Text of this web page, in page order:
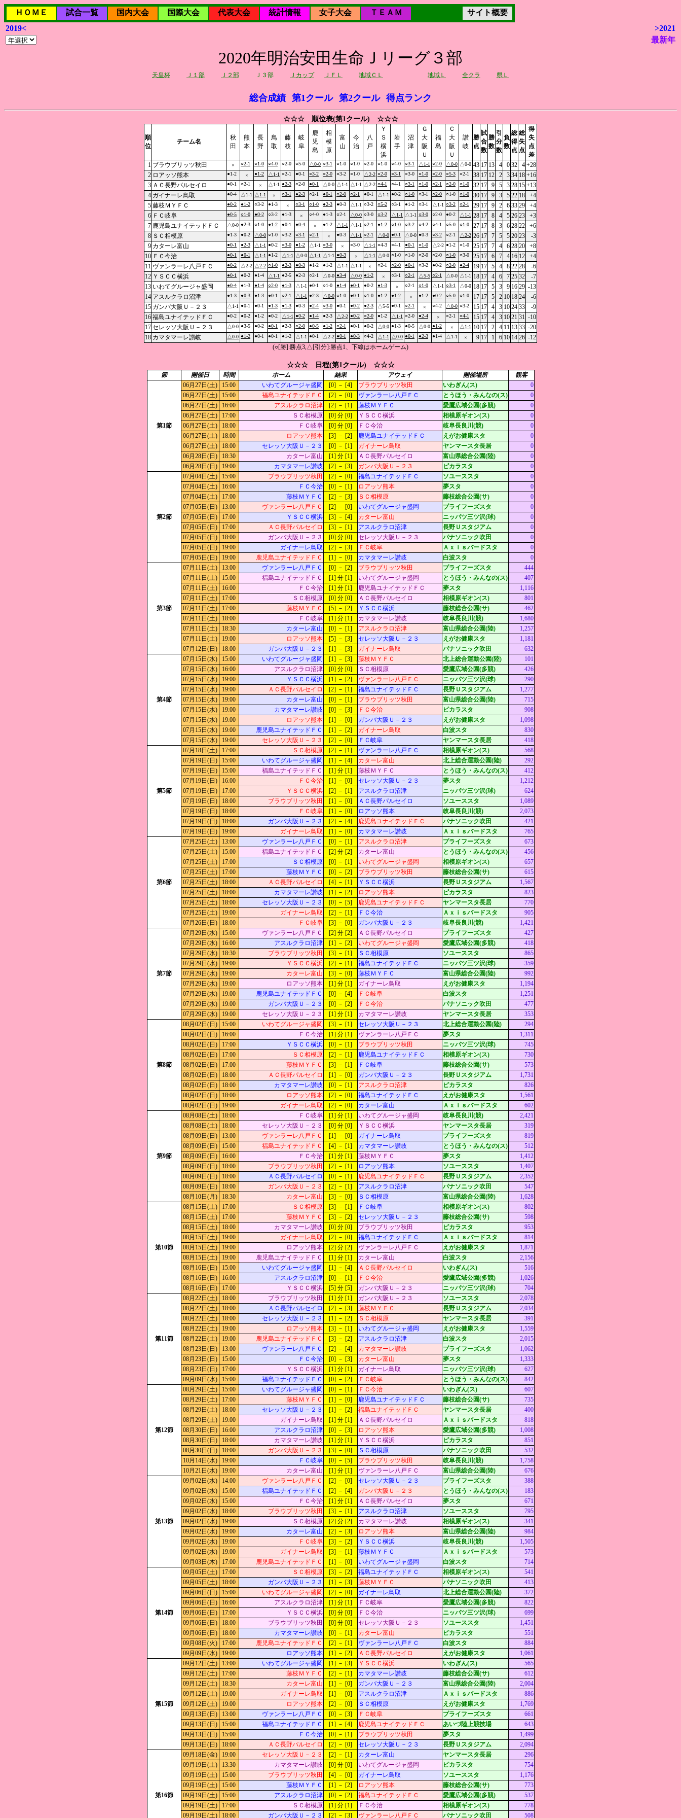
ＨＯＭＥ 試合一覧 国内大会 国際大会 代表大会 統計情報 女子大会 ＴＥＡＭ
サイト概要
2019<
>2021
最新年
2020年明治安田生命Ｊリーグ３部
天皇杯 Ｊ１部 Ｊ２部 Ｊ３部 Ｊカップ ＪＦＬ 地域ＣＬ 地域Ｌ 全クラ 県Ｌ
総合成績 第1クール 第2クール 得点ランク
☆☆☆ 順位表(第1クール) ☆☆☆
順
位
チーム名
秋
田
熊
本
長
野
鳥
取
藤
枝
岐
阜
鹿
児
島
相
模
原
富
山
今
治
八
戸
Ｙ
Ｓ
横
浜
岩
手
沼
津
Ｇ
大
阪
Ｕ
福
島
Ｃ
大
阪
Ｕ
讃
岐
勝
点
試
合
数
勝
数
引
分
数
負
数
総
得
点
総
失
点
得
失
点
差
1 ブラウブリッツ秋田 × ○2-1 ○1-0 ○4-0 ○2-0 ○5-0 △0-0 ○3-1 ○1-0 ○1-0 ○2-0 ○1-0 ○4-0 ○3-1 △1-1 ○2-0 △0-0 △0-0 43 17 13 4 0 32 4 +28
2 ロアッソ熊本 ●1-2 × ●1-2 △1-1 ○2-1 ●0-1 ○3-2 ○2-0 ○3-2 ○1-0 △2-2 ○2-0 ○3-1 ○3-0 ○1-0 ○2-0 ○5-3 ○2-1 38 17 12 2 3 34 18 +16
3 ＡＣ長野パルセイロ ●0-1 ○2-1 × △1-1 ●2-3 ○2-0 ●0-1 △0-0 △1-1 △1-1 △2-2 ○4-1 ○4-1 ○3-1 ○1-0 ○2-1 ○2-0 ○1-0 32 17 9 5 3 28 15 +13
4 ガイナーレ鳥取 ●0-4 △1-1 △1-1 × ○3-1 ●2-3 ○2-1 ●0-1 ○2-0 ○2-1 ●0-1 △1-1 ●0-2 ○1-0 ○3-1 ○2-0 ○1-0 ○1-0 30 17 9 3 5 22 18
+4
5 藤枝ＭＹＦＣ ●0-2 ●1-2 ○3-2 ●1-3 × ○3-1 ○1-0 ●2-3 ●0-3 △1-1 ○3-2 ○5-2 ○3-1 ●1-2 ○3-1 △1-1 ○3-2 ○2-1 29 17 9 2 6 33 29
+4
6 ＦＣ岐阜 ●0-5 ○1-0 ●0-2 ○3-2 ●1-3 × ○4-0 ●1-3 ○2-1 △0-0 ○3-0 ○3-2 △1-1 △1-1 ○3-0 ○2-0 ●0-2 △1-1 28 17 8 4 5 26 23
+3
7 鹿児島ユナイテッドＦＣ △0-0 ●2-3 ○1-0 ●1-2 ●0-1 ●0-4 × ●1-2 △1-1 △1-1 ○2-1 ●1-2 ○1-0 ○3-2 ○4-2 ○4-1 ○5-0 ○1-0 27 17 8 3 6 28 22
+6
8 ＳＣ相模原 ●1-3 ●0-2 △0-0 ○1-0 ○3-2 ○3-1 ○2-1 × ●0-3 △1-1 ○2-1 △0-0 ●0-1 △0-0 ●0-3 ○3-2 ○2-1 △2-2 26 17 7 5 5 20 23
-3
9 カターレ富山 ●0-1 ●2-3 △1-1 ●0-2 ○3-0 ●1-2 △1-1 ○3-0 × ○3-0 △1-1 ○4-3 ○4-1 ●0-1 ○1-0 △2-2 ●1-2 ○1-0 25 17 7 4 6 28 20
+8
10 ＦＣ今治 ●0-1 ●0-1 △1-1 ●1-2 △1-1 △0-0 △1-1 △1-1 ●0-3 × △1-1 △0-0 ○1-0 ○1-0 ○2-0 ○2-0 ○1-0 ○3-0 25 17 6 7 4 16 12
+4
11 ヴァンラーレ八戸ＦＣ ●0-2 △2-2 △2-2 ○1-0 ●2-3 ●0-3 ●1-2 ●1-2 △1-1 △1-1 × ○2-1 ○2-0 ●0-1 ○3-2 ●0-2 ○2-0 ●2-4 19 17 5 4 8 22 28
-6
12 ＹＳＣＣ横浜 ●0-1 ●0-2 ●1-4 △1-1 ●2-5 ●2-3 ○2-1 △0-0 ●3-4 △0-0 ●1-2 × ○3-1 ○2-1 △5-5 ○2-1 △0-0 △1-1 18 17 4 6 7 25 32
-7
13 いわてグルージャ盛岡 ●0-4 ●1-3 ●1-4 ○2-0 ●1-3 △1-1 ●0-1 ○1-0 ●1-4 ●0-1 ●0-2 ●1-3 × ○2-1 ○1-0 △1-1 ○3-1 △0-0 18 17 5 3 9 16 29 -13
14 アスルクラロ沼津 ●1-3 ●0-3 ●1-3 ●0-1 ○2-1 △1-1 ●2-3 △0-0 ○1-0 ●0-1 ○1-0 ●1-2 ●1-2 × ●1-2 ●0-2 ○5-0 ○1-0 17 17 5 2 10 18 24
-6
15 ガンバ大阪Ｕ－２３ △1-1 ●0-1 ●0-1 ●1-3 ●1-3 ●0-3 ●2-4 ○3-0 ●0-1 ●0-2 ●2-3 △5-5 ●0-1 ○2-1 × ○4-2 △0-0 ○3-2 15 17 4 3 10 24 33
-9
16 福島ユナイテッドＦＣ ●0-2 ●0-2 ●1-2 ●0-2 △1-1 ●0-2 ●1-4 ●2-3 △2-2 ●0-2 ○2-0 ●1-2 △1-1 ○2-0 ●2-4 × ○2-1 ○4-1 15 17 4 3 10 21 31 -10
17 セレッソ大阪Ｕ－２３ △0-0 ●3-5 ●0-2 ●0-1 ●2-3 ○2-0 ●0-5 ●1-2 ○2-1 ●0-1 ●0-2 △0-0 ●1-3 ●0-5 △0-0 ●1-2 × △1-1 10 17 2 4 11 13 33 -20
18 カマタマーレ讃岐 △0-0 ●1-2 ●0-1 ●0-1 ●1-2 △1-1 ●0-1 △2-2 ●0-1 ●0-3 ○4-2 △1-1 △0-0 ●0-1 ●2-3 ●1-4 △1-1 × 9 17 1 6 10 14 26 -12
(○[勝]:勝点3,△[引分]:勝点1、下線はホームゲーム)
☆☆☆ 日程(第1クール) ☆☆☆
節 開催日 時間 ホーム 結果 アウェイ 開催場所 観客
第1節
06月27日(土) 15:00 いわてグルージャ盛岡 [0] － [4] ブラウブリッツ秋田 いわぎん(ス)
0
06月27日(土)
15:00 福島ユナイテッドＦＣ [2] － [0] ヴァンラーレ八戸ＦＣ とうほう・みんなの(ス)
0
06月27日(土)
16:00 アスルクラロ沼津 [2] － [1] 藤枝ＭＹＦＣ 愛鷹広域公園(多競)
0
06月27日(土)
17:00 ＳＣ相模原 [0] 分 [0] ＹＳＣＣ横浜 相模原ギオン(ス)
0
06月27日(土)
18:00 ＦＣ岐阜 [0] 分 [0] ＦＣ今治 岐阜長良川(競)
0
06月27日(土)
18:00 ロアッソ熊本 [3] － [2] 鹿児島ユナイテッドＦＣ えがお健康スタ
0
06月27日(土)
18:00 セレッソ大阪Ｕ－２３ [0] － [1] ガイナーレ鳥取 ヤンマースタ長居
0
06月28日(日)
18:30 カターレ富山 [1] 分 [1] ＡＣ長野パルセイロ 富山県総合公園(陸)
0
06月28日(日)
19:00 カマタマーレ讃岐 [2] － [3] ガンバ大阪Ｕ－２３ ピカラスタ 0
第2節
07月04日(土) 15:00 ブラウブリッツ秋田 [2] － [0] 福島ユナイテッドＦＣ ソユーススタ
0
07月04日(土)
16:00 ＦＣ今治 [0] － [1] ロアッソ熊本 夢スタ
0
07月04日(土)
17:00 藤枝ＭＹＦＣ [2] － [3] ＳＣ相模原 藤枝総合公園(サ)
0
07月05日(日)
13:00 ヴァンラーレ八戸ＦＣ [2] － [0] いわてグルージャ盛岡 プライフーズスタ
0
07月05日(日)
17:00 ＹＳＣＣ横浜 [3] － [4] カターレ富山 ニッパツ三ツ沢(球)
0
07月05日(日)
17:00 ＡＣ長野パルセイロ [3] － [1] アスルクラロ沼津 長野Ｕスタジアム
0
07月05日(日)
18:00 ガンバ大阪Ｕ－２３ [0] 分 [0] セレッソ大阪Ｕ－２３ パナソニック吹田
0
07月05日(日)
19:00 ガイナーレ鳥取 [2] － [3] ＦＣ岐阜 Ａｘｉｓバードスタ
0
07月05日(日)
19:00 鹿児島ユナイテッドＦＣ [1] － [0] カマタマーレ讃岐 白波スタ 0
第3節
07月11日(土) 13:00 ヴァンラーレ八戸ＦＣ [0] － [2] ブラウブリッツ秋田 プライフーズスタ
444
07月11日(土)
15:00 福島ユナイテッドＦＣ [1] 分 [1] いわてグルージャ盛岡 とうほう・みんなの(ス)
407
07月11日(土)
16:00 ＦＣ今治 [1] 分 [1] 鹿児島ユナイテッドＦＣ 夢スタ
1,116
07月11日(土)
17:00 ＳＣ相模原 [0] 分 [0] ＡＣ長野パルセイロ 相模原ギオン(ス)
801
07月11日(土)
17:00 藤枝ＭＹＦＣ [5] － [2] ＹＳＣＣ横浜 藤枝総合公園(サ)
462
07月11日(土)
18:00 ＦＣ岐阜 [1] 分 [1] カマタマーレ讃岐 岐阜長良川(競)
1,680
07月11日(土)
18:30 カターレ富山 [0] － [1] アスルクラロ沼津 富山県総合公園(陸)
1,257
07月11日(土)
19:00 ロアッソ熊本 [5] － [3] セレッソ大阪Ｕ－２３ えがお健康スタ
1,181
07月12日(日)
18:00 ガンバ大阪Ｕ－２３ [1] － [3] ガイナーレ鳥取 パナソニック吹田 632
第4節
07月15日(水) 15:00 いわてグルージャ盛岡 [1] － [3] 藤枝ＭＹＦＣ 北上総合運動公園(陸)
101
07月15日(水)
16:00 アスルクラロ沼津 [0] 分 [0] ＳＣ相模原 愛鷹広域公園(多競)
426
07月15日(水)
19:00 ＹＳＣＣ横浜 [1] － [2] ヴァンラーレ八戸ＦＣ ニッパツ三ツ沢(球)
290
07月15日(水)
19:00 ＡＣ長野パルセイロ [2] － [1] 福島ユナイテッドＦＣ 長野Ｕスタジアム
1,277
07月15日(水)
19:00 カターレ富山 [0] － [1] ブラウブリッツ秋田 富山県総合公園(陸)
715
07月15日(水)
19:00 カマタマーレ讃岐 [0] － [3] ＦＣ今治 ピカラスタ
908
07月15日(水)
19:00 ロアッソ熊本 [1] － [0] ガンバ大阪Ｕ－２３ えがお健康スタ
1,098
07月15日(水)
19:00 鹿児島ユナイテッドＦＣ [1] － [2] ガイナーレ鳥取 白波スタ
830
07月15日(水)
19:00 セレッソ大阪Ｕ－２３ [2] － [0] ＦＣ岐阜 ヤンマースタ長居 418
第5節
07月18日(土) 17:00 ＳＣ相模原 [2] － [1] ヴァンラーレ八戸ＦＣ 相模原ギオン(ス)
568
07月19日(日)
15:00 いわてグルージャ盛岡 [1] － [4] カターレ富山 北上総合運動公園(陸)
292
07月19日(日)
15:00 福島ユナイテッドＦＣ [1] 分 [1] 藤枝ＭＹＦＣ とうほう・みんなの(ス)
412
07月19日(日)
16:00 ＦＣ今治 [1] － [0] セレッソ大阪Ｕ－２３ 夢スタ
1,212
07月19日(日)
17:00 ＹＳＣＣ横浜 [2] － [1] アスルクラロ沼津 ニッパツ三ツ沢(球)
624
07月19日(日)
18:00 ブラウブリッツ秋田 [1] － [0] ＡＣ長野パルセイロ ソユーススタ
1,089
07月19日(日)
18:00 ＦＣ岐阜 [1] － [0] ロアッソ熊本 岐阜長良川(競)
2,073
07月19日(日)
18:00 ガンバ大阪Ｕ－２３ [2] － [4] 鹿児島ユナイテッドＦＣ パナソニック吹田
421
07月19日(日)
19:00 ガイナーレ鳥取 [1] － [0] カマタマーレ讃岐 Ａｘｉｓバードスタ 765
第6節
07月25日(土) 13:00 ヴァンラーレ八戸ＦＣ [0] － [1] アスルクラロ沼津 プライフーズスタ
673
07月25日(土)
15:00 福島ユナイテッドＦＣ [2] 分 [2] カターレ富山 とうほう・みんなの(ス)
456
07月25日(土)
17:00 ＳＣ相模原 [0] － [1] いわてグルージャ盛岡 相模原ギオン(ス)
657
07月25日(土)
17:00 藤枝ＭＹＦＣ [0] － [2] ブラウブリッツ秋田 藤枝総合公園(サ)
615
07月25日(土)
18:00 ＡＣ長野パルセイロ [4] － [1] ＹＳＣＣ横浜 長野Ｕスタジアム
1,567
07月25日(土)
18:00 カマタマーレ讃岐 [1] － [2] ロアッソ熊本 ピカラスタ
823
07月25日(土)
18:00 セレッソ大阪Ｕ－２３ [0] － [5] 鹿児島ユナイテッドＦＣ ヤンマースタ長居
770
07月25日(土)
19:00 ガイナーレ鳥取 [2] － [1] ＦＣ今治 Ａｘｉｓバードスタ
905
07月26日(日)
18:00 ＦＣ岐阜 [3] － [0] ガンバ大阪Ｕ－２３ 岐阜長良川(競) 1,421
第7節
07月29日(水) 15:00 ヴァンラーレ八戸ＦＣ [2] 分 [2] ＡＣ長野パルセイロ プライフーズスタ
427
07月29日(水)
16:00 アスルクラロ沼津 [1] － [2] いわてグルージャ盛岡 愛鷹広域公園(多競)
418
07月29日(水)
18:30 ブラウブリッツ秋田 [3] － [1] ＳＣ相模原 ソユーススタ
865
07月29日(水)
19:00 ＹＳＣＣ横浜 [2] － [1] 福島ユナイテッドＦＣ ニッパツ三ツ沢(球)
359
07月29日(水)
19:00 カターレ富山 [3] － [0] 藤枝ＭＹＦＣ 富山県総合公園(陸)
992
07月29日(水)
19:00 ロアッソ熊本 [1] 分 [1] ガイナーレ鳥取 えがお健康スタ
1,194
07月29日(水)
19:00 鹿児島ユナイテッドＦＣ [0] － [4] ＦＣ岐阜 白波スタ
1,251
07月29日(水)
19:00 ガンバ大阪Ｕ－２３ [0] － [2] ＦＣ今治 パナソニック吹田
477
07月29日(水)
19:00 セレッソ大阪Ｕ－２３ [1] 分 [1] カマタマーレ讃岐 ヤンマースタ長居 353
第8節
08月02日(日) 15:00 いわてグルージャ盛岡 [3] － [1] セレッソ大阪Ｕ－２３ 北上総合運動公園(陸)
294
08月02日(日)
16:00 ＦＣ今治 [1] 分 [1] ヴァンラーレ八戸ＦＣ 夢スタ
1,311
08月02日(日)
17:00 ＹＳＣＣ横浜 [0] － [1] ブラウブリッツ秋田 ニッパツ三ツ沢(球)
745
08月02日(日)
17:00 ＳＣ相模原 [2] － [1] 鹿児島ユナイテッドＦＣ 相模原ギオン(ス)
730
08月02日(日)
17:00 藤枝ＭＹＦＣ [3] － [1] ＦＣ岐阜 藤枝総合公園(サ)
573
08月02日(日)
18:00 ＡＣ長野パルセイロ [1] － [0] ガンバ大阪Ｕ－２３ 長野Ｕスタジアム
1,731
08月02日(日)
18:00 カマタマーレ讃岐 [0] － [1] アスルクラロ沼津 ピカラスタ
826
08月02日(日)
18:00 ロアッソ熊本 [2] － [0] 福島ユナイテッドＦＣ えがお健康スタ
1,561
08月02日(日)
19:00 ガイナーレ鳥取 [2] － [0] カターレ富山 Ａｘｉｓバードスタ 602
第9節
08月08日(土) 18:00 ＦＣ岐阜 [1] 分 [1] いわてグルージャ盛岡 岐阜長良川(競)
2,421
08月08日(土)
18:00 セレッソ大阪Ｕ－２３ [0] 分 [0] ＹＳＣＣ横浜 ヤンマースタ長居
319
08月09日(日)
13:00 ヴァンラーレ八戸ＦＣ [1] － [0] ガイナーレ鳥取 プライフーズスタ
819
08月09日(日)
15:00 福島ユナイテッドＦＣ [4] － [1] カマタマーレ讃岐 とうほう・みんなの(ス)
512
08月09日(日)
16:00 ＦＣ今治 [1] 分 [1] 藤枝ＭＹＦＣ 夢スタ
1,412
08月09日(日)
18:00 ブラウブリッツ秋田 [2] － [1] ロアッソ熊本 ソユーススタ
1,407
08月09日(日)
18:00 ＡＣ長野パルセイロ [0] － [1] 鹿児島ユナイテッドＦＣ 長野Ｕスタジアム
2,352
08月09日(日)
18:00 ガンバ大阪Ｕ－２３ [2] － [1] アスルクラロ沼津 パナソニック吹田
547
08月10日(月)
18:30 カターレ富山 [3] － [0] ＳＣ相模原 富山県総合公園(陸) 1,628
第10節
08月15日(土) 17:00 ＳＣ相模原 [3] － [1] ＦＣ岐阜 相模原ギオン(ス)
802
08月15日(土)
17:00 藤枝ＭＹＦＣ [3] － [2] セレッソ大阪Ｕ－２３ 藤枝総合公園(サ)
598
08月15日(土)
18:00 カマタマーレ讃岐 [0] 分 [0] ブラウブリッツ秋田 ピカラスタ
953
08月15日(土)
19:00 ガイナーレ鳥取 [2] － [0] 福島ユナイテッドＦＣ Ａｘｉｓバードスタ
814
08月15日(土)
19:00 ロアッソ熊本 [2] 分 [2] ヴァンラーレ八戸ＦＣ えがお健康スタ
1,871
08月15日(土)
19:00 鹿児島ユナイテッドＦＣ [1] 分 [1] カターレ富山 白波スタ
2,156
08月16日(日)
15:00 いわてグルージャ盛岡 [1] － [4] ＡＣ長野パルセイロ いわぎん(ス)
516
08月16日(日)
16:00 アスルクラロ沼津 [0] － [1] ＦＣ今治 愛鷹広域公園(多競)
1,026
08月16日(日)
17:00 ＹＳＣＣ横浜 [5] 分 [5] ガンバ大阪Ｕ－２３ ニッパツ三ツ沢(球) 704
第11節
08月22日(土) 18:00 ブラウブリッツ秋田 [1] 分 [1] ガンバ大阪Ｕ－２３ ソユーススタ
2,078
08月22日(土)
18:00 ＡＣ長野パルセイロ [2] － [3] 藤枝ＭＹＦＣ 長野Ｕスタジアム
2,034
08月22日(土)
18:00 セレッソ大阪Ｕ－２３ [1] － [2] ＳＣ相模原 ヤンマースタ長居
391
08月22日(土)
19:00 ロアッソ熊本 [3] － [1] いわてグルージャ盛岡 えがお健康スタ
1,559
08月22日(土)
19:00 鹿児島ユナイテッドＦＣ [3] － [2] アスルクラロ沼津 白波スタ
2,015
08月23日(日)
13:00 ヴァンラーレ八戸ＦＣ [2] － [4] カマタマーレ讃岐 プライフーズスタ
1,062
08月23日(日)
15:00 ＦＣ今治 [0] － [3] カターレ富山 夢スタ
1,333
08月23日(日)
17:00 ＹＳＣＣ横浜 [1] 分 [1] ガイナーレ鳥取 ニッパツ三ツ沢(球)
627
09月09日(水)
15:00 福島ユナイテッドＦＣ [0] － [2] ＦＣ岐阜 とうほう・みんなの(ス) 842
第12節
08月29日(土) 15:00 いわてグルージャ盛岡 [0] － [1] ＦＣ今治 いわぎん(ス)
607
08月29日(土)
17:00 藤枝ＭＹＦＣ [1] － [0] 鹿児島ユナイテッドＦＣ 藤枝総合公園(サ)
735
08月29日(土)
18:00 セレッソ大阪Ｕ－２３ [1] － [2] 福島ユナイテッドＦＣ ヤンマースタ長居
400
08月29日(土)
19:00 ガイナーレ鳥取 [1] 分 [1] ＡＣ長野パルセイロ Ａｘｉｓバードスタ
818
08月30日(日)
16:00 アスルクラロ沼津 [0] － [3] ロアッソ熊本 愛鷹広域公園(多競)
1,008
08月30日(日)
18:00 カマタマーレ讃岐 [1] 分 [1] ＹＳＣＣ横浜 ピカラスタ
851
08月30日(日)
18:00 ガンバ大阪Ｕ－２３ [3] － [0] ＳＣ相模原 パナソニック吹田
532
10月14日(水)
19:00 ＦＣ岐阜 [0] － [5] ブラウブリッツ秋田 岐阜長良川(競)
1,758
10月21日(水)
19:00 カターレ富山 [1] 分 [1] ヴァンラーレ八戸ＦＣ 富山県総合公園(陸) 676
第13節
09月02日(水) 14:00 ヴァンラーレ八戸ＦＣ [2] － [0] セレッソ大阪Ｕ－２３ プライフーズスタ
388
09月02日(水)
15:00 福島ユナイテッドＦＣ [2] － [4] ガンバ大阪Ｕ－２３ とうほう・みんなの(ス)
183
09月02日(水)
15:00 ＦＣ今治 [1] 分 [1] ＡＣ長野パルセイロ 夢スタ
671
09月02日(水)
18:00 ブラウブリッツ秋田 [3] － [1] アスルクラロ沼津 ソユーススタ
795
09月02日(水)
19:00 ＳＣ相模原 [2] 分 [2] カマタマーレ讃岐 相模原ギオン(ス)
341
09月02日(水)
19:00 カターレ富山 [2] － [3] ロアッソ熊本 富山県総合公園(陸)
984
09月02日(水)
19:00 ＦＣ岐阜 [3] － [2] ＹＳＣＣ横浜 岐阜長良川(競)
1,505
09月02日(水)
19:00 ガイナーレ鳥取 [3] － [1] 藤枝ＭＹＦＣ Ａｘｉｓバードスタ
573
09月03日(木)
17:00 鹿児島ユナイテッドＦＣ [1] － [0] いわてグルージャ盛岡 白波スタ 714
第14節
09月05日(土) 17:00 ＳＣ相模原 [3] － [2] 福島ユナイテッドＦＣ 相模原ギオン(ス)
541
09月05日(土)
18:00 ガンバ大阪Ｕ－２３ [1] － [3] 藤枝ＭＹＦＣ パナソニック吹田
413
09月06日(日)
15:00 いわてグルージャ盛岡 [2] － [0] ガイナーレ鳥取 北上総合運動公園(陸)
372
09月06日(日)
16:00 アスルクラロ沼津 [1] 分 [1] ＦＣ岐阜 愛鷹広域公園(多競)
822
09月06日(日)
17:00 ＹＳＣＣ横浜 [0] 分 [0] ＦＣ今治 ニッパツ三ツ沢(球)
699
09月06日(日)
18:00 ブラウブリッツ秋田 [0] 分 [0] セレッソ大阪Ｕ－２３ ソユーススタ
1,451
09月06日(日)
18:00 カマタマーレ讃岐 [0] － [1] カターレ富山 ピカラスタ
551
09月08日(火)
17:00 鹿児島ユナイテッドＦＣ [2] － [1] ヴァンラーレ八戸ＦＣ 白波スタ
884
09月09日(水)
19:00 ロアッソ熊本 [1] － [2] ＡＣ長野パルセイロ えがお健康スタ 1,061
第15節
09月12日(土) 13:00 いわてグルージャ盛岡 [1] － [3] ＹＳＣＣ横浜 いわぎん(ス)
565
09月12日(土)
17:00 藤枝ＭＹＦＣ [2] － [1] カマタマーレ讃岐 藤枝総合公園(サ)
612
09月12日(土)
18:30 カターレ富山 [1] － [0] ガンバ大阪Ｕ－２３ 富山県総合公園(陸)
2,004
09月12日(土)
19:00 ガイナーレ鳥取 [1] － [0] アスルクラロ沼津 Ａｘｉｓバードスタ
886
09月12日(土)
19:00 ロアッソ熊本 [2] － [0] ＳＣ相模原 えがお健康スタ
1,769
09月13日(日)
13:00 ヴァンラーレ八戸ＦＣ [0] － [3] ＦＣ岐阜 プライフーズスタ
661
09月13日(日)
15:00 福島ユナイテッドＦＣ [1] － [4] 鹿児島ユナイテッドＦＣ あいづ陸上競技場
643
09月13日(日)
15:00 ＦＣ今治 [0] － [1] ブラウブリッツ秋田 夢スタ
1,499
09月13日(日)
18:00 ＡＣ長野パルセイロ [2] － [0] セレッソ大阪Ｕ－２３ 長野Ｕスタジアム 2,094
第16節
09月18日(金) 19:00 セレッソ大阪Ｕ－２３ [2] － [1] カターレ富山 ヤンマースタ長居
296
09月19日(土)
13:30 カマタマーレ讃岐 [0] 分 [0] いわてグルージャ盛岡 ピカラスタ
754
09月19日(土)
15:00 ブラウブリッツ秋田 [4] － [0] ガイナーレ鳥取 ソユーススタ
1,176
09月19日(土)
15:00 藤枝ＭＹＦＣ [1] － [2] ロアッソ熊本 藤枝総合公園(サ)
773
09月19日(土)
15:00 アスルクラロ沼津 [0] － [2] 福島ユナイテッドＦＣ 愛鷹広域公園(多競)
537
09月19日(土)
17:00 ＳＣ相模原 [1] 分 [1] ＦＣ今治 相模原ギオン(ス)
778
09月19日(土)
18:00 ガンバ大阪Ｕ－２３ [2] － [3] ヴァンラーレ八戸ＦＣ パナソニック吹田 508